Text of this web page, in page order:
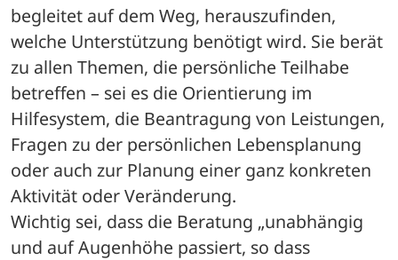
begleitet auf dem Weg, herauszufinden,
welche Unterstützung benötigt wird. Sie berät
zu allen Themen, die persönliche Teilhabe
betreffen – sei es die Orientierung im
Hilfesystem, die Beantragung von Leistungen,
Fragen zu der persönlichen Lebensplanung
oder auch zur Planung einer ganz konkreten
Aktivität oder Veränderung.
Wichtig sei, dass die Beratung „unabhängig
und auf Augenhöhe passiert, so dass